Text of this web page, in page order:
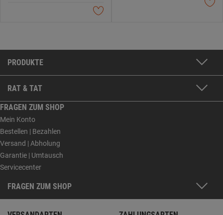
PRODUKTE
RAT & TAT
FRAGEN ZUM SHOP
Mein Konto
Bestellen | Bezahlen
Versand | Abholung
Garantie | Umtausch
Servicecenter
FRAGEN ZUM SHOP